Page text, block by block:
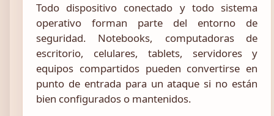
Todo dispositivo conectado y todo sistema
operativo forman parte del entorno de
seguridad. Notebooks, computadoras de
escritorio, celulares, tablets, servidores y
equipos compartidos pueden convertirse en
punto de entrada para un ataque si no están
bien configurados o mantenidos.